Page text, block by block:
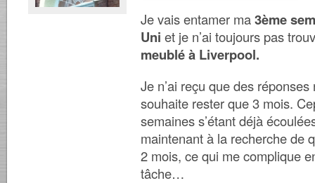
Je vais entamer ma3ème
Uni et je n’ai toujours pas
meublé à Liverpool.
Je n’ai reçu que des
souhaite rester que 3 mois.
semaines s’étant déjà
maintenant à la recherche de
2 mois, ce qui me complique
tâche…